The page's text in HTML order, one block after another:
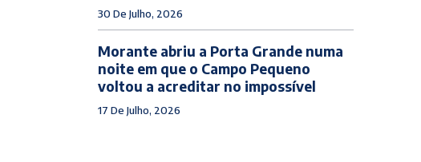
30 De Julho, 2026
Morante abriu a Porta Grande numa
noite em que o Campo Pequeno
voltou a acreditar no impossível
17 De Julho, 2026